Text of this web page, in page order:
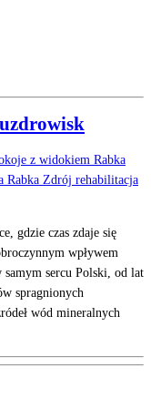
z widokiem Rabka
Rabka Zdrój rehabilitacja
gdzie czas zdaje się
wpływem
samym sercu Polski, od lat
spragnionych
wód mineralnych